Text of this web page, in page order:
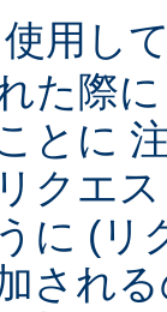
用し
た際
とに
クエ
に (リ
され